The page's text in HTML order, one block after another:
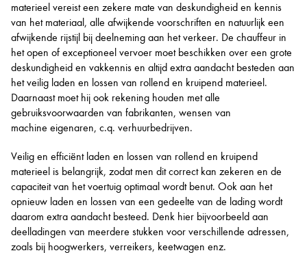
materieel vereist een zekere mate van deskundigheid en kennis
van het materiaal, alle afwijkende voorschriften en natuurlijk een
afwijkende rijstijl bij deelneming aan het verkeer. De chauffeur in
het open of exceptioneel vervoer moet beschikken over een grote
deskundigheid en vakkennis en altijd extra aandacht besteden aan
het veilig laden en lossen van rollend en kruipend materieel.
Daarnaast moet hij ook rekening houden met alle
gebruiksvoorwaarden van fabrikanten, wensen van
machine eigenaren, c.q. verhuurbedrijven.
Veilig en efficiënt laden en lossen van rollend en kruipend
materieel is belangrijk, zodat men dit correct kan zekeren en de
capaciteit van het voertuig optimaal wordt benut. Ook aan het
opnieuw laden en lossen van een gedeelte van de lading wordt
daarom extra aandacht besteed. Denk hier bijvoorbeeld aan
deelladingen van meerdere stukken voor verschillende adressen,
zoals bij hoogwerkers, verreikers, keetwagen enz.